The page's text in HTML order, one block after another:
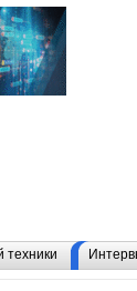
техники